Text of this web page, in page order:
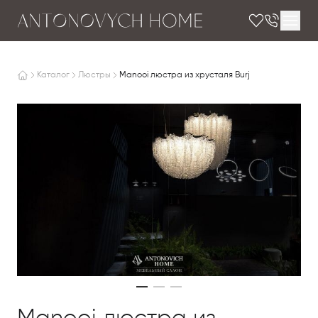
Каталог Люстры Manooi люстра из хрусталя Burj